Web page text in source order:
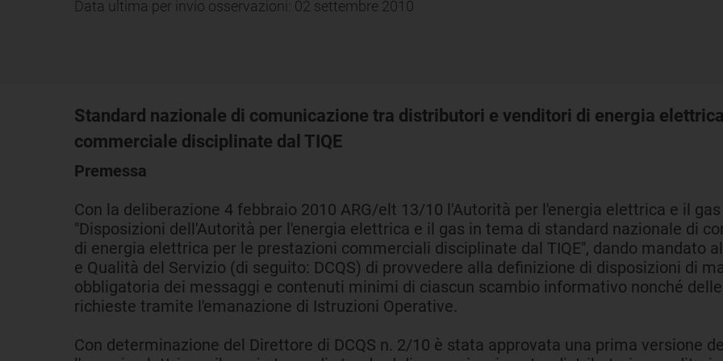
Data ultima per invio osservazioni: 02 settembre 2010
Standard nazionale di comunicazione tra distributori e venditori di energia
commerciale disciplinate dal TIQE
Premessa
Con la deliberazione 4 febbraio 2010 ARG/elt 13/10 l'Autorità per l'energia elettrica e il
"Disposizioni dell'Autorità per l'energia elettrica e il gas in tema di standard nazionale di
di energia elettrica per le prestazioni commerciali disciplinate dal TIQE", dando mandato
e Qualità del Servizio (di seguito: DCQS) di provvedere alla definizione di disposizioni di
obbligatoria dei messaggi e contenuti minimi di ciascun scambio informativo nonché
richieste tramite l'emanazione di Istruzioni Operative.
Con determinazione del Direttore di DCQS n. 2/10 è stata approvata una prima versione